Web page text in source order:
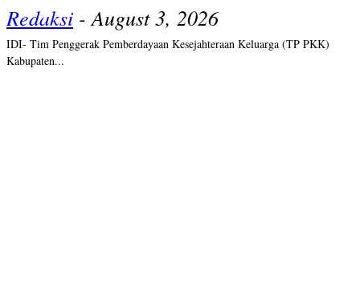
Redaksi - August 3, 2026
IDI- Tim Penggerak Pemberdayaan Kesejahteraan Keluarga (TP PKK)
Kabupaten...